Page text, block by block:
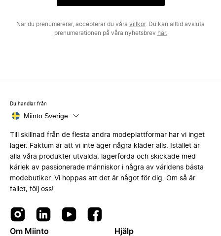
När du prenumererar, accepterar du våra villkor. Du kan alltid avsluta
prenumerationen på våra nyhetsbrev här.
Du handlar från
Miinto Sverige
Till skillnad från de flesta andra modeplattformar har vi inget
lager. Faktum är att vi inte äger några kläder alls. Istället är
alla våra produkter utvalda, lagerförda och skickade med
kärlek av passionerade människor i några av världens bästa
modebutiker. Vi hoppas att det är något för dig. Om så är
fallet, följ oss!
Om Miinto Hjälp